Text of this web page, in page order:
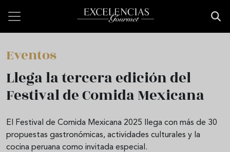
Eventos
Llega la tercera edición del
Festival de Comida Mexicana
El Festival de Comida Mexicana 2025 llega con más de 30
propuestas gastronómicas, actividades culturales y la
cocina peruana como invitada especial.